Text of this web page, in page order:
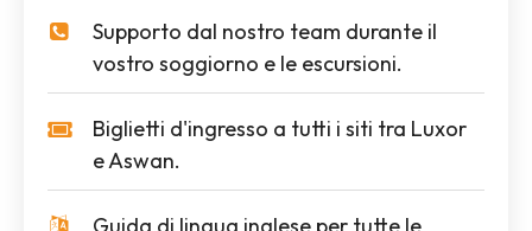
Supporto dal nostro team durante il
vostro soggiorno e le escursioni.
Biglietti d'ingresso a tutti i siti tra Luxor
e Aswan.